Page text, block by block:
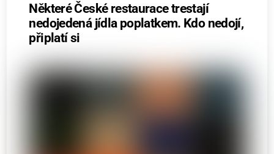
Některé České restaurace trestají
nedojedená jídla poplatkem. Kdo nedojí,
připlatí si